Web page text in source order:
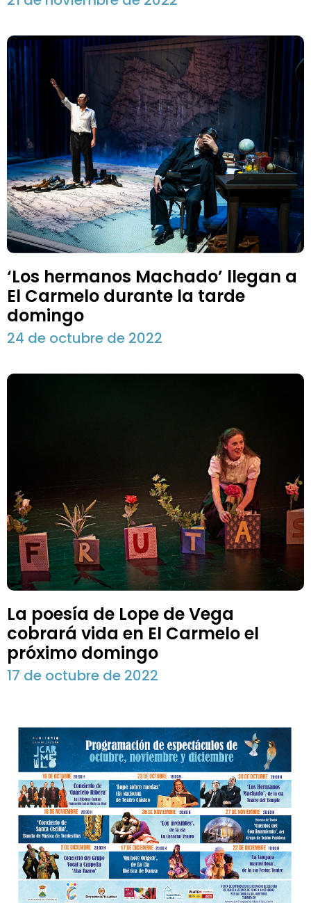
‘Los hermanos Machado’ llegan a
El Carmelo durante la tarde
domingo
24 de octubre de 2022
La poesía de Lope de Vega
cobrará vida en El Carmelo el
próximo domingo
17 de octubre de 2022